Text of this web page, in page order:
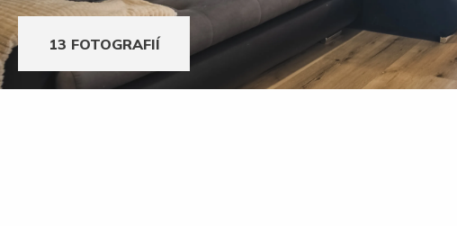
13 FOTOGRAFIÍ